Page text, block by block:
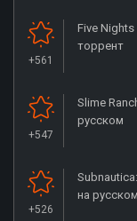
+561
Five Nights
торрент
+547
Slime
русском
+526
на русском